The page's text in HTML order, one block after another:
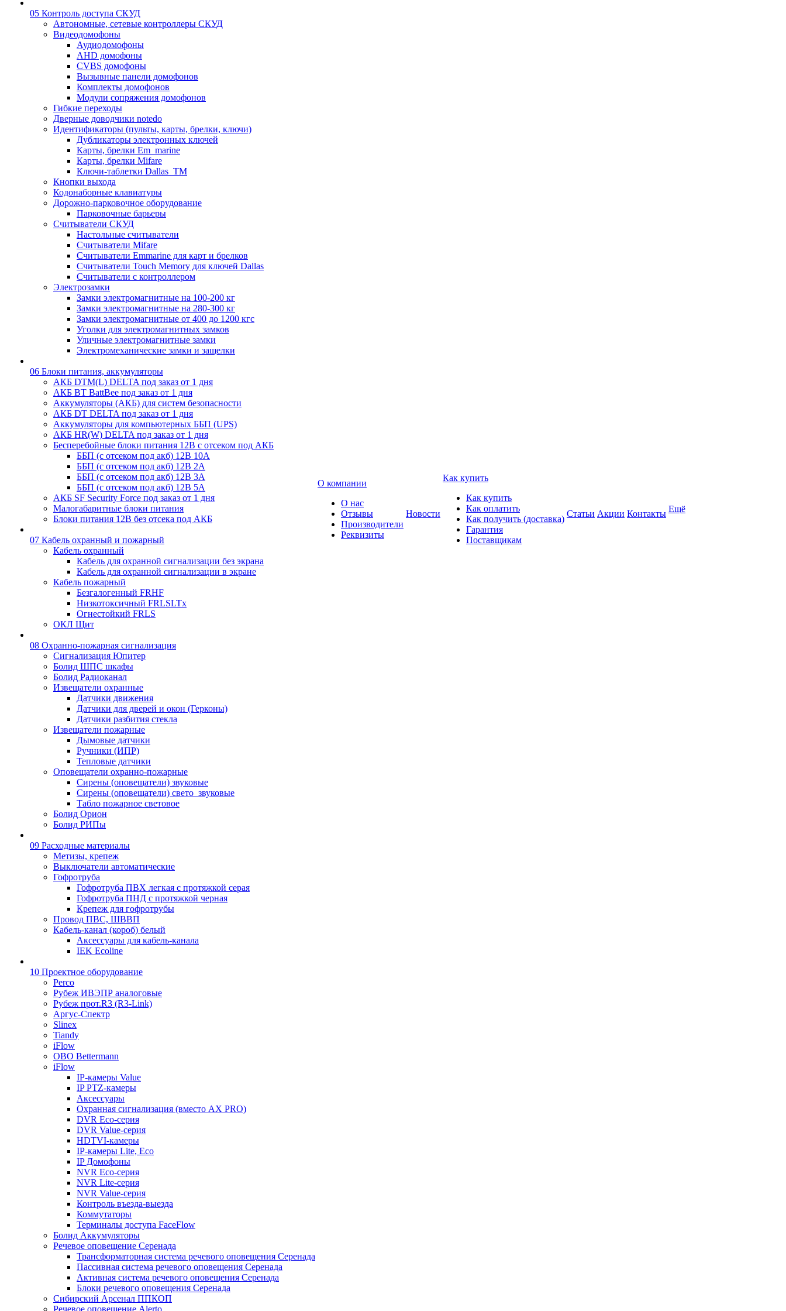
05 Контроль доступа СКУД
Автономные, сетевые контроллеры СКУД
Видеодомофоны
Аудиодомофоны
AHD домофоны
CVBS домофоны
Вызывные панели домофонов
Комплекты домофонов
Модули сопряжения домофонов
Гибкие переходы
Дверные доводчики notedo
Идентификаторы (пульты, карты, брелки, ключи)
Дубликаторы электронных ключей
Карты, брелки Em_marine
Карты, брелки Mifare
Ключи-таблетки Dallas_TM
Кнопки выхода
Кодонаборные клавиатуры
Дорожно-парковочное оборудование
Парковочные барьеры
Считыватели СКУД
Настольные считыватели
Считыватели Mifare
Считыватели Emmarine для карт и брелков
Считыватели Touch Memory для ключей Dallas
Считыватели с контроллером
Электрозамки
Замки электромагнитные на 100-200 кг
Замки электромагнитные на 280-300 кг
Замки электромагнитные от 400 до 1200 кгс
Уголки для электромагнитных замков
Уличные электромагнитные замки
Электромеханические замки и защелки
06 Блоки питания, аккумуляторы
АКБ DTM(L) DELTA под заказ от 1 дня
АКБ BT BattBee под заказ от 1 дня
Аккумуляторы (АКБ) для систем безопасности
АКБ DT DELTA под заказ от 1 дня
Аккумуляторы для компьютерных ББП (UPS)
АКБ HR(W) DELTA под заказ от 1 дня
Бесперебойные блоки питания 12В с отсеком под АКБ
ББП (с отсеком под акб) 12В 10А
ББП (с отсеком под акб) 12В 2А
ББП (с отсеком под акб) 12В 3А
ББП (с отсеком под акб) 12В 5А
АКБ SF Security Force под заказ от 1 дня
Малогабаритные блоки питания
Блоки питания 12В без отсека под АКБ
07 Кабель охранный и пожарный
Кабель охранный
Кабель для охранной сигнализации без экрана
Кабель для охранной сигнализации в экране
Кабель пожарный
Безгалогенный FRHF
Низкотоксичный FRLSLTx
Огнестойкий FRLS
ОКЛ Щит
08 Охранно-пожарная сигнализация
Сигнализация Юпитер
Болид ШПС шкафы
Болид Радиоканал
Извещатели охранные
Датчики движения
Датчики для дверей и окон (Герконы)
Датчики разбития стекла
Извещатели пожарные
Дымовые датчики
Ручники (ИПР)
Тепловые датчики
Оповещатели охранно-пожарные
Сирены (оповещатели) звуковые
Сирены (оповещатели) свето_звуковые
Табло пожарное световое
Болид Орион
Болид РИПы
09 Расходные материалы
Метизы, крепеж
Выключатели автоматические
Гофротруба
Гофротруба ПВХ легкая с протяжкой серая
Гофротруба ПНД с протяжкой черная
Крепеж для гофротрубы
Провод ПВС, ШВВП
Кабель-канал (короб) белый
Аксессуары для кабель-канала
IEK Ecoline
10 Проектное оборудование
Perco
Рубеж ИВЭПР аналоговые
Рубеж прот.R3 (R3-Link)
Аргус-Спектр
Slinex
Tiandy
iFlow
OBO Bettermann
iFlow
IP-камеры Value
IP PTZ-камеры
Аксессуары
Охранная сигнализация (вместо AX PRO)
DVR Eco-серия
DVR Value-серия
HDTVI-камеры
IP-камеры Lite, Eco
IP Домофоны
NVR Eco-серия
NVR Lite-серия
NVR Value-серия
Контроль въезда-выезда
Коммутаторы
Терминалы доступа FaceFlow
Болид Аккумуляторы
Речевое оповещение Серенада
Трансформаторная система речевого оповещения Серенада
Пассивная система речевого оповещения Серенада
Активная система речевого оповещения Серенада
Блоки речевого оповещения Серенада
Сибирский Арсенал ППКОП
Речевое оповещение Alerto
О компании
О нас
Отзывы
Производители
Реквизиты
Новости
Как купить
Как купить
Как оплатить
Как получить (доставка)
Гарантия
Поставщикам
Статьи Акции Контакты Ещё